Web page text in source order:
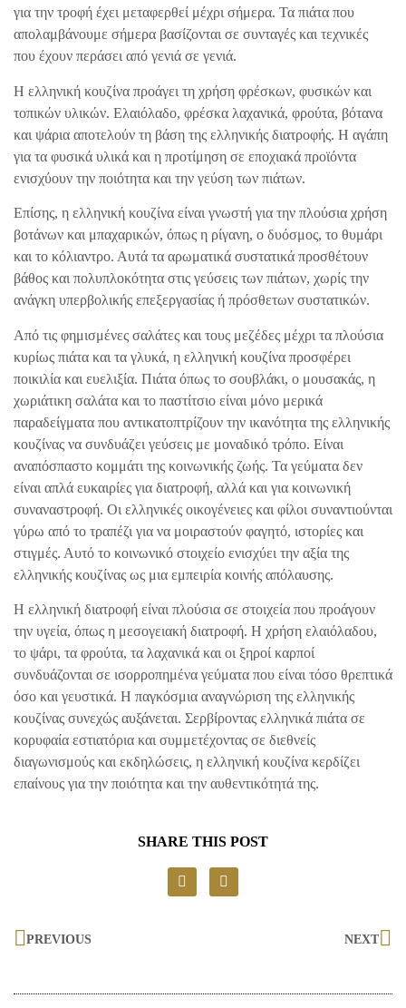
για την τροφή έχει μεταφερθεί μέχρι σήμερα. Τα πιάτα που
απολαμβάνουμε σήμερα βασίζονται σε συνταγές και τεχνικές
που έχουν περάσει από γενιά σε γενιά.
Η ελληνική κουζίνα προάγει τη χρήση φρέσκων, φυσικών και
τοπικών υλικών. Ελαιόλαδο, φρέσκα λαχανικά, φρούτα, βότανα
και ψάρια αποτελούν τη βάση της ελληνικής διατροφής. Η αγάπη
για τα φυσικά υλικά και η προτίμηση σε εποχιακά προϊόντα
ενισχύουν την ποιότητα και την γεύση των πιάτων.
Επίσης, η ελληνική κουζίνα είναι γνωστή για την πλούσια χρήση
βοτάνων και μπαχαρικών, όπως η ρίγανη, ο δυόσμος, το θυμάρι
και το κόλιαντρο. Αυτά τα αρωματικά συστατικά προσθέτουν
βάθος και πολυπλοκότητα στις γεύσεις των πιάτων, χωρίς την
ανάγκη υπερβολικής επεξεργασίας ή πρόσθετων συστατικών.
Από τις φημισμένες σαλάτες και τους μεζέδες μέχρι τα πλούσια
κυρίως πιάτα και τα γλυκά, η ελληνική κουζίνα προσφέρει
ποικιλία και ευελιξία. Πιάτα όπως το σουβλάκι, ο μουσακάς, η
χωριάτικη σαλάτα και το παστίτσιο είναι μόνο μερικά
παραδείγματα που αντικατοπτρίζουν την ικανότητα της ελληνικής
κουζίνας να συνδυάζει γεύσεις με μοναδικό τρόπο. Είναι
αναπόσπαστο κομμάτι της κοινωνικής ζωής. Τα γεύματα δεν
είναι απλά ευκαιρίες για διατροφή, αλλά και για κοινωνική
συναναστροφή. Οι ελληνικές οικογένειες και φίλοι συναντιούνται
γύρω από το τραπέζι για να μοιραστούν φαγητό, ιστορίες και
στιγμές. Αυτό το κοινωνικό στοιχείο ενισχύει την αξία της
ελληνικής κουζίνας ως μια εμπειρία κοινής απόλαυσης.
Η ελληνική διατροφή είναι πλούσια σε στοιχεία που προάγουν
την υγεία, όπως η μεσογειακή διατροφή. Η χρήση ελαιόλαδου,
το ψάρι, τα φρούτα, τα λαχανικά και οι ξηροί καρποί
συνδυάζονται σε ισορροπημένα γεύματα που είναι τόσο θρεπτικά
όσο και γευστικά. Η παγκόσμια αναγνώριση της ελληνικής
κουζίνας συνεχώς αυξάνεται. Σερβίροντας ελληνικά πιάτα σε
κορυφαία εστιατόρια και συμμετέχοντας σε διεθνείς
διαγωνισμούς και εκδηλώσεις, η ελληνική κουζίνα κερδίζει
επαίνους για την ποιότητα και την αυθεντικότητά της.
SHARE THIS POST
PREVIOUS NEXT